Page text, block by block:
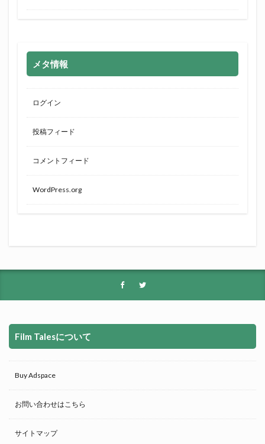
メタ情報
ログイン
投稿フィード
コメントフィード
WordPress.org
Film Talesについて
Buy Adspace
お問い合わせはこちら
サイトマップ